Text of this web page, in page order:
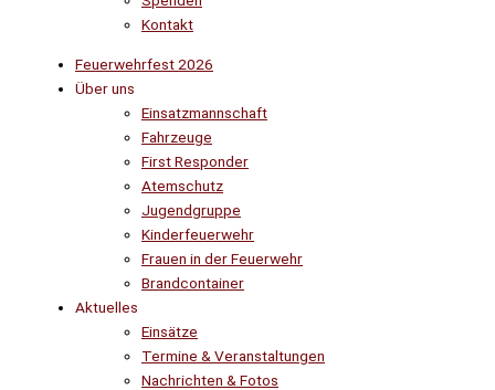
Kontakt
Feuerwehrfest 2026
Über uns
Einsatzmannschaft
Fahrzeuge
First Responder
Atemschutz
Jugendgruppe
Kinderfeuerwehr
Frauen in der Feuerwehr
Brandcontainer
Aktuelles
Einsätze
Termine & Veranstaltungen
Nachrichten & Fotos